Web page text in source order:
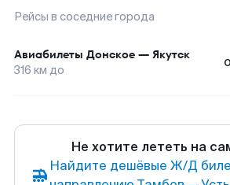
Рейсы в соседние города
Авиабилеты Донское — Якутск
316 км до
Не хотите лететь на
Найдите дешёвые Ж/Д